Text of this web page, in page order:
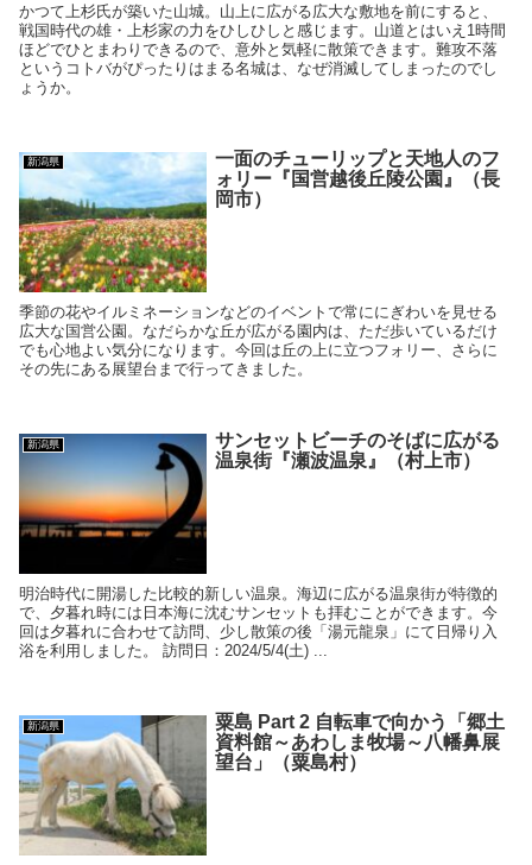
かつて上杉氏が築いた山城。山上に広がる広大な敷地を前にすると、
戦国時代の雄・上杉家の力をひしひしと感じます。山道とはいえ1時間
ほどでひとまわりできるので、意外と気軽に散策できます。難攻不落
というコトバがぴったりはまる名城は、なぜ消滅してしまったのでし
ょうか。
新潟県
一面のチューリップと天地人のフ
ォリー『国営越後丘陵公園』（長
岡市）
季節の花やイルミネーションなどのイベントで常ににぎわいを見せる
広大な国営公園。なだらかな丘が広がる園内は、ただ歩いているだけ
でも心地よい気分になります。今回は丘の上に立つフォリー、さらに
その先にある展望台まで行ってきました。
新潟県
サンセットビーチのそばに広がる
温泉街『瀬波温泉』（村上市）
明治時代に開湯した比較的新しい温泉。海辺に広がる温泉街が特徴的
で、夕暮れ時には日本海に沈むサンセットも拝むことができます。今
回は夕暮れに合わせて訪問、少し散策の後「湯元龍泉」にて日帰り入
浴を利用しました。 訪問日：2024/5/4(土) ...
新潟県
粟島 Part 2 自転車で向かう「郷土
資料館～あわしま牧場～八幡鼻展
望台」（粟島村）